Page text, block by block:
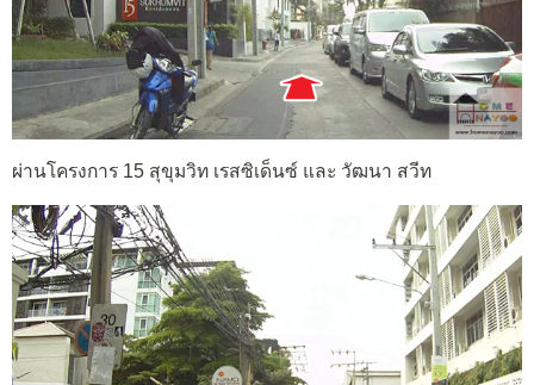
ผ่านโครงการ 15 สุขุมวิท เรสซิเด็นซ์ และ วัฒนา สวีท